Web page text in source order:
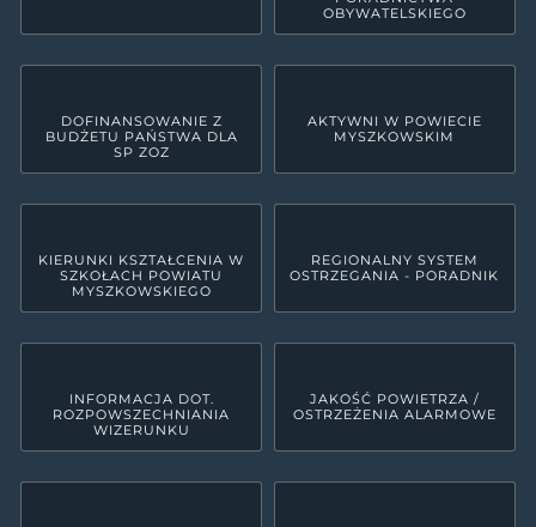
OBYWATELSKIEGO
DOFINANSOWANIE Z
BUDŻETU PAŃSTWA DLA
SP ZOZ
AKTYWNI W POWIECIE
MYSZKOWSKIM
KIERUNKI KSZTAŁCENIA W
SZKOŁACH POWIATU
MYSZKOWSKIEGO
REGIONALNY SYSTEM
OSTRZEGANIA - PORADNIK
INFORMACJA DOT.
ROZPOWSZECHNIANIA
WIZERUNKU
JAKOŚĆ POWIETRZA /
OSTRZEŻENIA ALARMOWE